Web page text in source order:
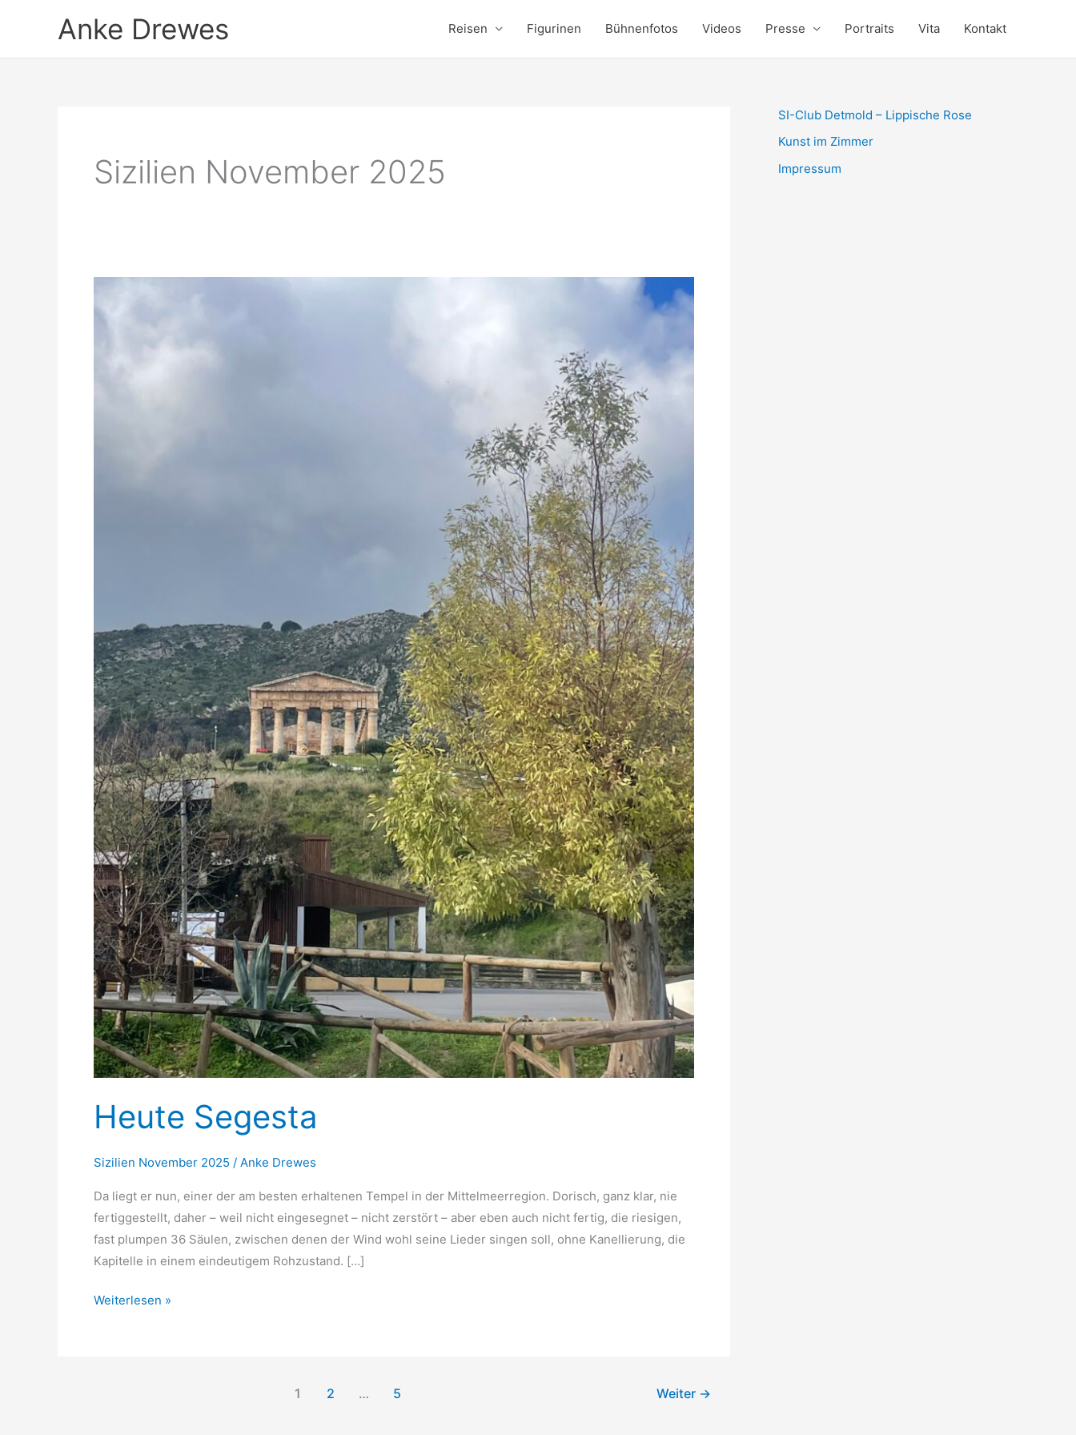
Anke Drewes Reisen Figurinen Bühnenfotos Videos Presse Portraits Vita Kontakt
Sizilien November 2025
Heute Segesta
Sizilien November 2025 / Anke Drewes
Da liegt er nun, einer der am besten erhaltenen Tempel in der Mittelmeerregion. Dorisch, ganz klar, nie
fertiggestellt, daher – weil nicht eingesegnet – nicht zerstört – aber eben auch nicht fertig, die riesigen,
fast plumpen 36 Säulen, zwischen denen der Wind wohl seine Lieder singen soll, ohne Kanellierung, die
Kapitelle in einem eindeutigem Rohzustand. […]
Heute
Weiterlesen »
1 2 … 5 Weiter →
SI-Club Detmold – Lippische Rose
Kunst im Zimmer
Impressum